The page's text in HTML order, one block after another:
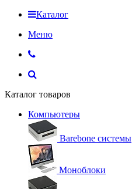
Каталог
Меню
Каталог товаров
Компьютеры
Barebone системы
Моноблоки